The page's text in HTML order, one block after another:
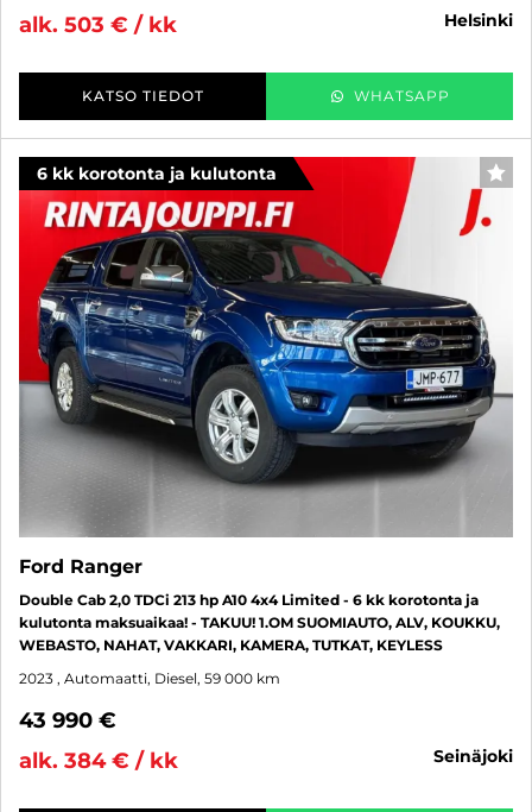
alk. 503 € / kk
helsinki
KATSO TIEDOT WHATSAPP
6 kk korotonta ja kulutonta
Ford Ranger
Double Cab 2,0 TDCi 213 hp A10 4x4 Limited - 6 kk korotonta ja
kulutonta maksuaikaa! - TAKUU! 1.OM SUOMIAUTO, ALV, KOUKKU,
WEBASTO, NAHAT, VAKKARI, KAMERA, TUTKAT, KEYLESS
2023 , Automaatti, Diesel, 59 000 km
43 990 €
alk. 384 € / kk
seinäjoki